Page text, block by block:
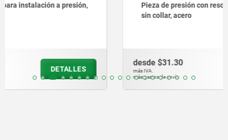
Pieza de presión con resorte, para montaje a presión,
desde$31.30
más gastos de envío